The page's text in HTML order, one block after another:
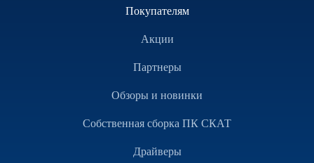
Покупателям
Акции
Партнеры
Обзоры и новинки
Собственная сборка ПК СКАТ
Драйверы